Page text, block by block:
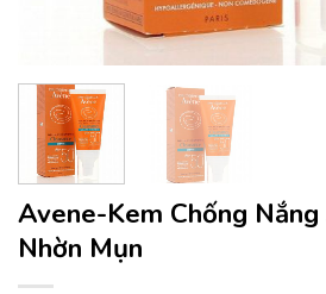
Avene-Kem Chống
Nhờn Mụn